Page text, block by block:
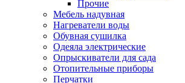
Прочие
Мебель надувная
Нагреватели воды
Обувная сушилка
Одеяла электрические
Опрыскиватели для сада
Отопительные приборы
Перчатки